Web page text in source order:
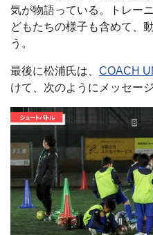
気が物語っている。トレー
どもたちの様子も含めて、
う。
最後に松浦氏は、 COACH
けて、次のようにメッセー